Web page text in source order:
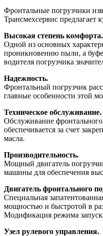
Фронтальные погрузчики
Трансмехсервис
Высокая степень комфорта.
Одной из основных
проникновению пыли, а
водителя погрузчика
Надежность.
Фронтальный погрузчик
главные особенности этой
Техническое обслуживание.
Обслуживание
обеспечивается за счет
масла.
Производительность.
Мощный двигатель
машины для обеспечения
Двигатель фронтального
Специальная
мощностью и быстротой в
Модификация режима
Узел рулевого управления.